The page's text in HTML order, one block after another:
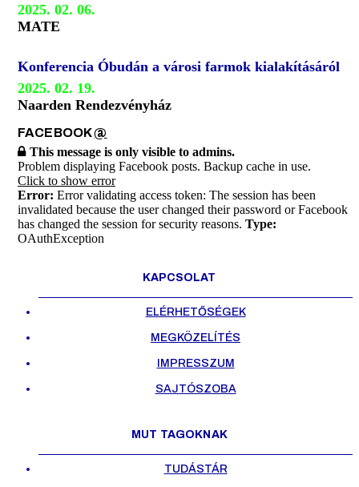
2025. 02. 06.
MATE
Konferencia Óbudán a városi farmok kialakításáról
2025. 02. 19.
Naarden Rendezvényház
FACEBOOK@
This message is only visible to admins.
Problem displaying Facebook posts. Backup cache in use.
Click to show error
Error: Error validating access token: The session has been
invalidated because the user changed their password or Facebook
has changed the session for security reasons. Type:
OAuthException
KAPCSOLAT
ELÉRHETŐSÉGEK
MEGKÖZELÍTÉS
IMPRESSZUM
SAJTÓSZOBA
MUT TAGOKNAK
TUDÁSTÁR